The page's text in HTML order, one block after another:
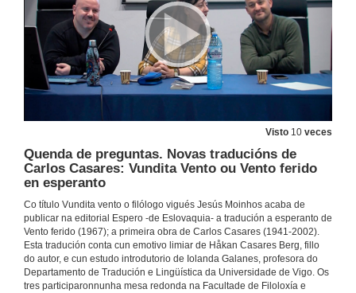
Visto 10 veces
Quenda de preguntas. Novas traducións de
Carlos Casares: Vundita Vento ou Vento ferido
en esperanto
Co título Vundita vento o filólogo vigués Jesús Moinhos acaba de
publicar na editorial Espero -de Eslovaquia- a tradución a esperanto de
Vento ferido (1967); a primeira obra de Carlos Casares (1941-2002).
Esta tradución conta cun emotivo limiar de Håkan Casares Berg, fillo
do autor, e cun estudo introdutorio de Iolanda Galanes, profesora do
Departamento de Tradución e Lingüística da Universidade de Vigo. Os
tres participaronnunha mesa redonda na Facultade de Filoloxía e